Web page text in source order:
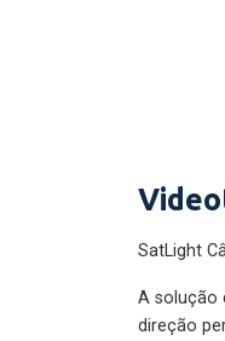
SatLight
A solução
direção